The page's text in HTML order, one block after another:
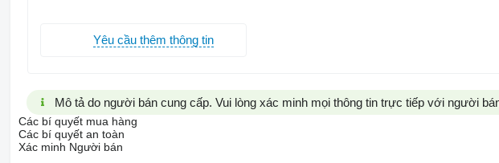
Yêu cầu thêm thông tin
Mô tả do người bán cung cấp. Vui lòng xác minh mọi thông tin trực tiếp với người
Các bí quyết mua hàng
Các bí quyết an toàn
Xác minh Người bán